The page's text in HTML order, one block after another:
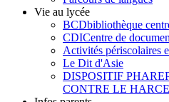
Vie au lycée
BCDbibliothèque
CDICentre de
Activités périscolaires
Le Dit d'Asie
DISPOSITIF PHARE
CONTRE LE